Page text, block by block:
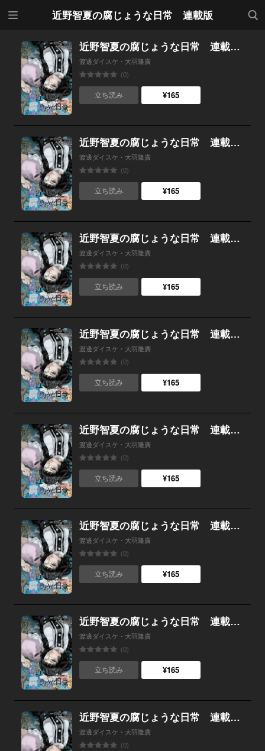
近野智夏の腐じょうな日常 連載版
検索
近野智夏の腐じょうな日常 連載版 第６７話 バカ弟
渡邊ダイスケ・大羽隆廣
(0)
立ち読み ¥165
近野智夏の腐じょうな日常 連載版 第６６話 「クロ」の正体
渡邊ダイスケ・大羽隆廣
(0)
立ち読み ¥165
近野智夏の腐じょうな日常 連載版 第６５話 秩序崩壊
渡邊ダイスケ・大羽隆廣
(0)
立ち読み ¥165
近野智夏の腐じょうな日常 連載版 第６４話 「神の力」
渡邊ダイスケ・大羽隆廣
(0)
立ち読み ¥165
近野智夏の腐じょうな日常 連載版 第６３話 宿る思い
渡邊ダイスケ・大羽隆廣
(0)
立ち読み ¥165
近野智夏の腐じょうな日常 連載版 第６２話 「クロ」は誰だ
渡邊ダイスケ・大羽隆廣
(0)
立ち読み ¥165
近野智夏の腐じょうな日常 連載版 第６１話 疑念と企み
渡邊ダイスケ・大羽隆廣
(0)
立ち読み ¥165
近野智夏の腐じょうな日常 連載版 第６０話 交錯する思い
渡邊ダイスケ・大羽隆廣
(0)